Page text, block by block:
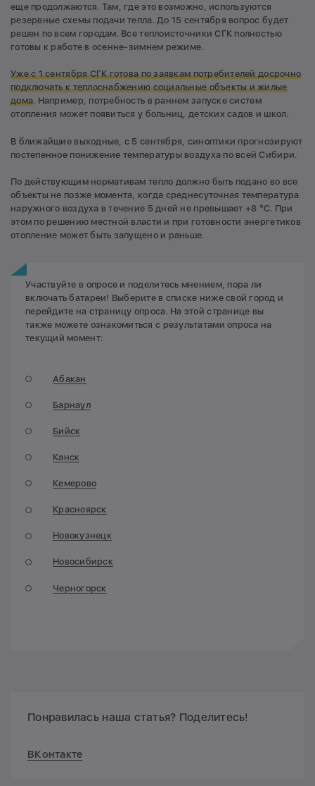
еще продолжаются. Там, где это возможно, используются
резервные схемы подачи тепла. До 15 сентября вопрос будет
решен по всем городам. Все теплоисточники СГК полностью
готовы к работе в осенне-зимнем режиме.
Уже с 1 сентября СГК готова по заявкам потребителей досрочно
подключать к теплоснабжению социальные объекты и жилые
дома. Например, потребность в раннем запуске систем
отопления может появиться у больниц, детских садов и школ.
В ближайшие выходные, с 5 сентября, синоптики прогнозируют
постепенное понижение температуры воздуха по всей Сибири.
По действующим нормативам тепло должно быть подано во все
объекты не позже момента, когда среднесуточная температура
наружного воздуха в течение 5 дней не превышает +8 °С. При
этом по решению местной власти и при готовности энергетиков
отопление может быть запущено и раньше.
Участвуйте в опросе и поделитесь мнением, пора ли
включать батареи! Выберите в списке ниже свой город и
перейдите на страницу опроса. На этой странице вы
также можете ознакомиться с результатами опроса на
текущий момент:
Абакан
Барнаул
Бийск
Канск
Кемерово
Красноярск
Новокузнецк
Новосибирск
Черногорск
Понравилась наша статья? Поделитесь!
ВКонтакте